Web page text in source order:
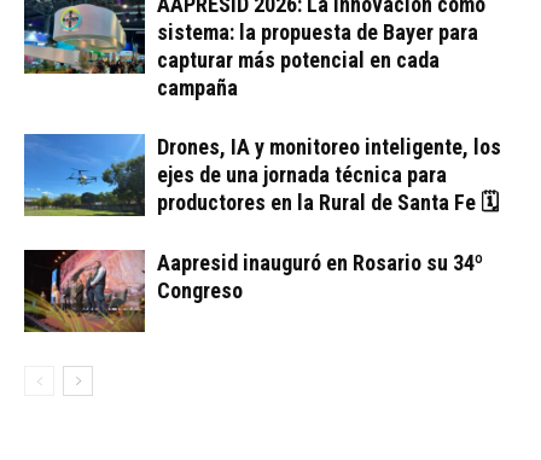
sistema: la propuesta de Bayer para
capturar más potencial en cada
campaña
Drones, IA y monitoreo inteligente, los
ejes de una jornada técnica para
productores en la Rural de Santa Fe 🗓
Aapresid inauguró en Rosario su 34º
Congreso